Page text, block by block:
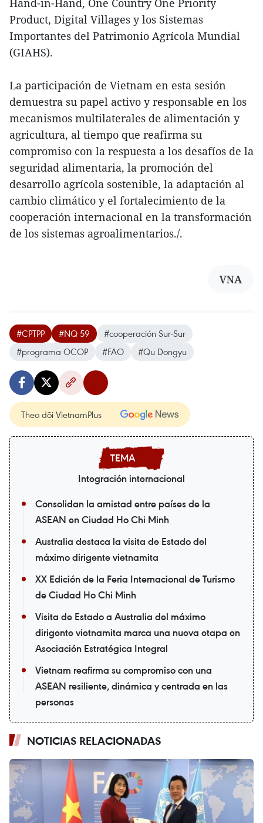
Hand-in-Hand, One Country One Priority
Product, Digital Villages y los Sistemas
Importantes del Patrimonio Agrícola Mundial
(GIAHS).
La participación de Vietnam en esta sesión
demuestra su papel activo y responsable en los
mecanismos multilaterales de alimentación y
agricultura, al tiempo que reafirma su
compromiso con la respuesta a los desafíos de la
seguridad alimentaria, la promoción del
desarrollo agrícola sostenible, la adaptación al
cambio climático y el fortalecimiento de la
cooperación internacional en la transformación
de los sistemas agroalimentarios./.
VNA
#CPTPP #NQ 59
#cooperación Sur-Sur
#programa OCOP
#FAO #Qu Dongyu
Theo dõi VietnamPlus
Integración internacional
Consolidan la amistad entre países de la
ASEAN en Ciudad Ho Chi Minh
Australia destaca la visita de Estado del
máximo dirigente vietnamita
XX Edición de la Feria Internacional de Turismo
de Ciudad Ho Chi Minh
Visita de Estado a Australia del máximo
dirigente vietnamita marca una nueva etapa en
Asociación Estratégica Integral
Vietnam reafirma su compromiso con una
ASEAN resiliente, dinámica y centrada en las
personas
NOTICIAS RELACIONADAS